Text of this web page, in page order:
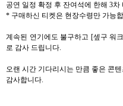
공연 일정 확정 후 잔여석에 한해 3차
* 구매하신 티켓은 현장수령만 가능
계속된 연기에도 불구하고 [셒구 워
로 감사 드립니다.
오랜 시간 기다리시는 만큼 좋은 콘
감사합니다.